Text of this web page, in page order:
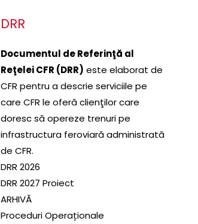
DRR
Documentul de Referinţă al
Reţelei CFR (DRR) este elaborat de
CFR pentru a descrie serviciile pe
care CFR le oferă clienţilor care
doresc să opereze trenuri pe
infrastructura feroviară administrată
de CFR.
DRR 2026
DRR 2027 Proiect
ARHIVĂ
Proceduri Operaționale